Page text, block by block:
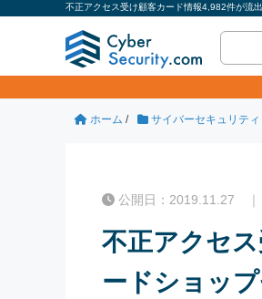
不正アクセス受け顧客カード情報4,982件が流
ホーム / サイバーセキュリテ
公開日：2019.11.27
不正アクセ
ードショッ